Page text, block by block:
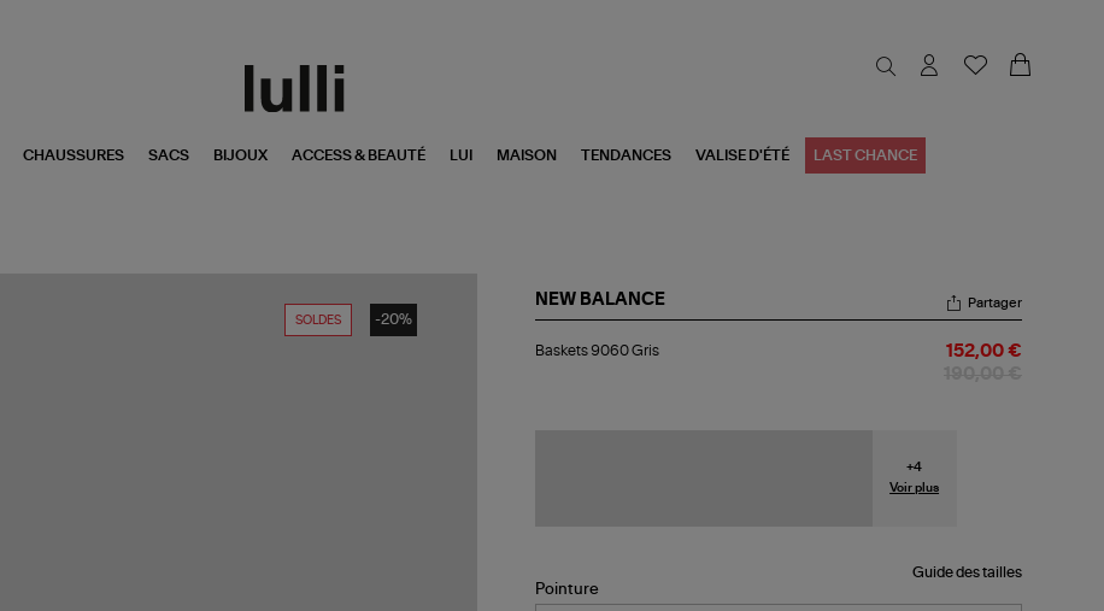
CHAUSSURES SACS BIJOUX ACCESS & BEAUTÉ LUI MAISON TENDANCES VALISE D'ÉTÉ LAST CHANCE
SOLDES -20%
NEW BALANCE
9060
Partager
Baskets 9060 Gris 152,00 €
+4
Voir plus
Guide des tailles
Pointure